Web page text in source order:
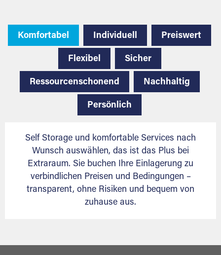
Komfortabel Individuell Preiswert
Flexibel Sicher
Ressourcenschonend Nachhaltig
Persönlich
Self Storage und komfortable Services nach
Wunsch auswählen, das ist das Plus bei
Extraraum. Sie buchen Ihre Einlagerung zu
verbindlichen Preisen und Bedingungen –
transparent, ohne Risiken und bequem von
zuhause aus.